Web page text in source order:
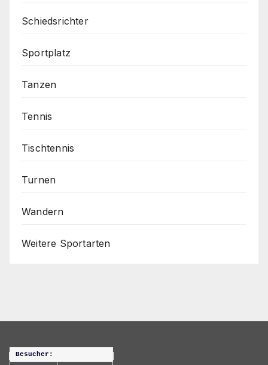
Schiedsrichter
Sportplatz
Tanzen
Tennis
Tischtennis
Turnen
Wandern
Weitere Sportarten
Besucher: